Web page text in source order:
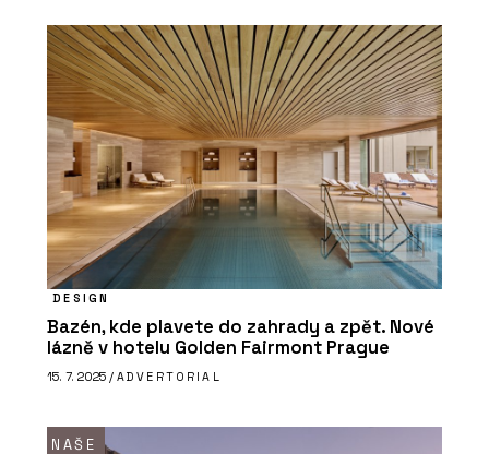
DESIGN
Bazén, kde plavete do zahrady a zpět. Nové
lázně v hotelu Golden Fairmont Prague
15. 7. 2025 / ADVERTORIAL
NAŠE